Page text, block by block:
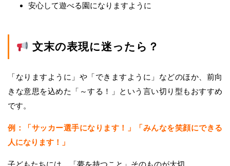
安心して遊べる園になりますように
文末の表現に迷ったら？
「なりますように」や「できますように」などのほか、前向
きな意思を込めた「～する！」という言い切り型もおすすめ
です。
例：「サッカー選手になります！」「みんなを笑顔にできる
人になります！」
子どもたちには、「夢を持つこと」そのものが大切。